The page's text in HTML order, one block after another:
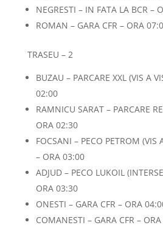
NEGRESTI – IN FATA LA BCR –
ROMAN – GARA CFR – ORA
TRASEU – 2
BUZAU – PARCARE XXL (VIS A
02:00
RAMNICU SARAT – PARCARE
ORA 02:30
FOCSANI – PECO PETROM (VIS
– ORA 03:00
ADJUD – PECO LUKOIL
ORA 03:30
ONESTI – GARA CFR – ORA
COMANESTI – GARA CFR –